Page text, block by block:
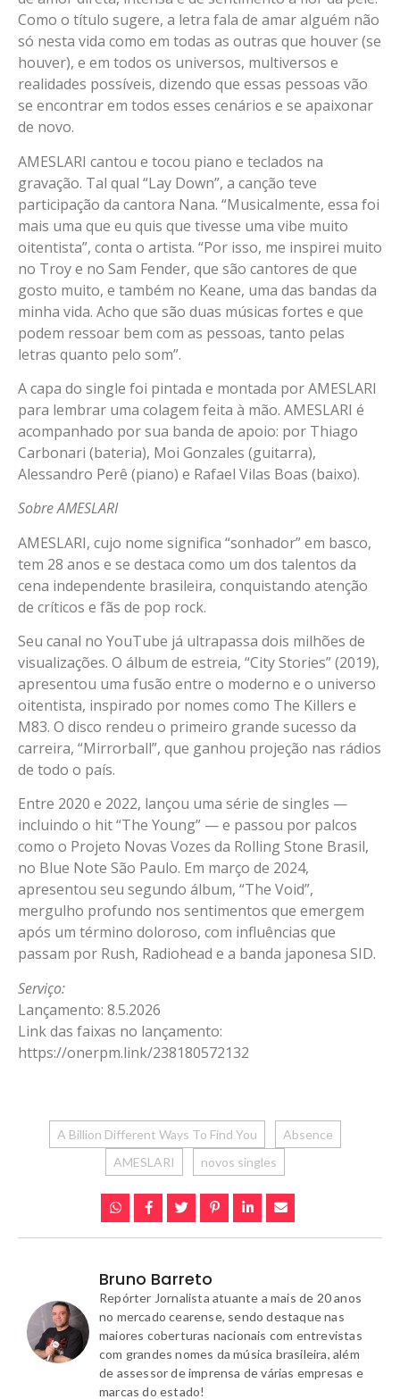
Como o título sugere, a letra fala de amar alguém não
só nesta vida como em todas as outras que houver (se
houver), e em todos os universos, multiversos e
realidades possíveis, dizendo que essas pessoas vão
se encontrar em todos esses cenários e se apaixonar
de novo.
AMESLARI cantou e tocou piano e teclados na
gravação. Tal qual “Lay Down”, a canção teve
participação da cantora Nana. “Musicalmente, essa foi
mais uma que eu quis que tivesse uma vibe muito
oitentista”, conta o artista. “Por isso, me inspirei muito
no Troy e no Sam Fender, que são cantores de que
gosto muito, e também no Keane, uma das bandas da
minha vida. Acho que são duas músicas fortes e que
podem ressoar bem com as pessoas, tanto pelas
letras quanto pelo som”.
A capa do single foi pintada e montada por AMESLARI
para lembrar uma colagem feita à mão. AMESLARI é
acompanhado por sua banda de apoio: por Thiago
Carbonari (bateria), Moi Gonzales (guitarra),
Alessandro Perê (piano) e Rafael Vilas Boas (baixo).
Sobre AMESLARI
AMESLARI, cujo nome significa “sonhador” em basco,
tem 28 anos e se destaca como um dos talentos da
cena independente brasileira, conquistando atenção
de críticos e fãs de pop rock.
Seu canal no YouTube já ultrapassa dois milhões de
visualizações. O álbum de estreia, “City Stories” (2019),
apresentou uma fusão entre o moderno e o universo
oitentista, inspirado por nomes como The Killers e
M83. O disco rendeu o primeiro grande sucesso da
carreira, “Mirrorball”, que ganhou projeção nas rádios
de todo o país.
Entre 2020 e 2022, lançou uma série de singles —
incluindo o hit “The Young” — e passou por palcos
como o Projeto Novas Vozes da Rolling Stone Brasil,
no Blue Note São Paulo. Em março de 2024,
apresentou seu segundo álbum, “The Void”,
mergulho profundo nos sentimentos que emergem
após um término doloroso, com influências que
passam por Rush, Radiohead e a banda japonesa SID.
Serviço:
Lançamento: 8.5.2026
Link das faixas no lançamento:
https://onerpm.link/238180572132
A Billion Different Ways To Find You
Absence
AMESLARI
novos singles
Bruno Barreto
Repórter Jornalista atuante a mais de 20 anos
no mercado cearense, sendo destaque nas
maiores coberturas nacionais com entrevistas
com grandes nomes da música brasileira, além
de assessor de imprensa de várias empresas e
marcas do estado!